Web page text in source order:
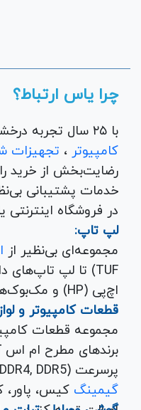
چرا یاس ارتباط؟
با ۲۵ سال تجربه درخشان در بازار کامپیوتر تهران، یاس ارتباط به عنوان یک فروشگاه اینترنتی کالای دیجیتال،
کامپیوتر ، تجهیزات
رضایت‌بخش از خرید
خدمات پشتیبانی
در فروشگاه
لپ تاپ:
مجموعه‌ای بی‌نظیر از
اچ‌پی (HP) و مک‌بوک‌های اپل. بهترین انتخاب‌ها را برای خرید لپ تاپ نو با گارانتی معتبر در یاس ارتباط بیابید.
قطعات کامپیوتر و
مجموعه قطعات
پرسرعت (DDR4, DDR5) و SSDهای NVMe. همچنین کلیه
گیمینگ کیس، پاور، کیبورد و